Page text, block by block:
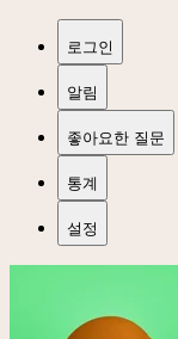
로그인
알림
좋아요한 질문
통계
설정